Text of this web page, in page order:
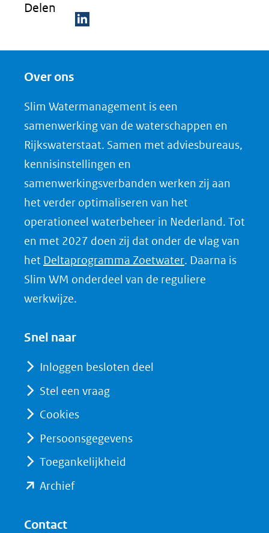
een
Delen
n
o
p
L
i
n
k
e
d
I
venster)
een
andere
website)
Over ons
Slim Watermanagement is een
samenwerking van de waterschappen en
Rijkswaterstaat. Samen met adviesbureaus,
kennisinstellingen en
samenwerkingsverbanden werken zij aan
het verder optimaliseren van het
operationeel waterbeheer in Nederland. Tot
en met 2027 doen zij dat onder de vlag van
het Deltaprogramma Zoetwater(opent
in
. Daarna is
Slim WM onderdeel van de reguliere
werkwijze.
Snel naar
Inloggen besloten deel
Stel een vraag
Cookies
Persoonsgegevens
Toegankelijkheid
Archief(opent
Contact